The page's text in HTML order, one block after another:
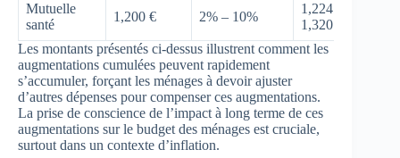
Mutuelle
santé
1,200 € 2% – 10%
1,224 € –
1,320 €
Les montants présentés ci-dessus illustrent comment les
augmentations cumulées peuvent rapidement
s’accumuler, forçant les ménages à devoir ajuster
d’autres dépenses pour compenser ces augmentations.
La prise de conscience de l’impact à long terme de ces
augmentations sur le budget des ménages est cruciale,
surtout dans un contexte d’inflation.